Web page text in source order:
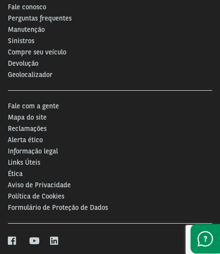
Fale conosco
Perguntas frequentes
Manutenção
Sinistros
Compre seu veículo
Devolução
Geolocalizador
Fale com a gente
Mapa do site
Reclamações
Alerta ético
Informação legal
Links Úteis
Ética
Aviso de Privacidade
Política de Cookies
Formulário de Proteção de Dados